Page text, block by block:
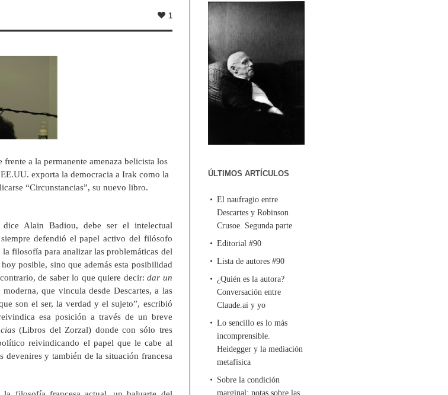
1
a la permanente amenaza belicista los
exporta la democracia a Irak como la
“Circunstancias”, su nuevo libro.
Alain Badiou, debe ser el intelectual
defendió el papel activo del filósofo
filosofía para analizar las problemáticas del
posible, sino que además esta posibilidad
de saber lo que quiere decir:dar un
que vincula desde Descartes, a las
son el ser, la verdad y el sujeto”, escribió
esa posición a través de un breve
(Libros del Zorzal) donde con sólo tres
reivindicando el papel que le cabe al
y también de la situación francesa
ÚLTIMOS ARTÍCULOS
El naufragio entre
Descartes y Robinson
Crusoe. Segunda parte
Editorial #90
Lista de autores #90
¿Quién es la autora?
Conversación entre
Claude.ai y yo
Lo sencillo es lo más
incomprensible.
Heidegger y la mediación
metafísica
Sobre la condición
marginal: notas sobre las